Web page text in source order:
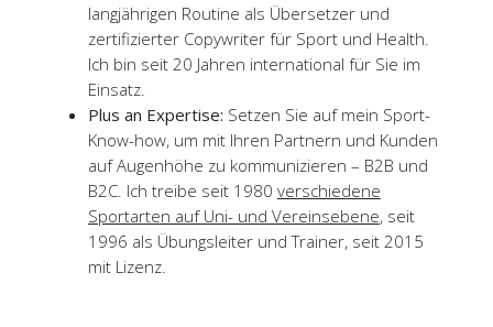
langjährigen Routine als Übersetzer und
zertifizierter Copywriter für Sport und Health.
Ich bin seit 20 Jahren international für Sie im
Einsatz.
Plus an Expertise: Setzen Sie auf mein Sport-
Know-how, um mit Ihren Partnern und Kunden
auf Augenhöhe zu kommunizieren – B2B und
B2C. Ich treibe seit 1980 verschiedene
Sportarten auf Uni- und Vereinsebene, seit
1996 als Übungsleiter und Trainer, seit 2015
mit Lizenz.